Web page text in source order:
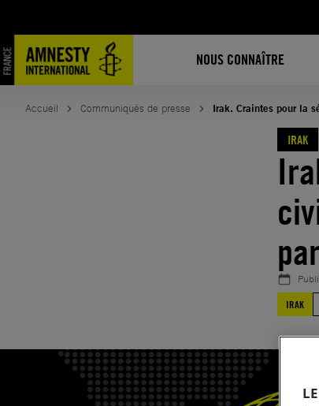
NOUS CONNAÎTRE
contenu
Accueil Communiqués de presse Irak. Craintes pour la
IRAK
IRAK